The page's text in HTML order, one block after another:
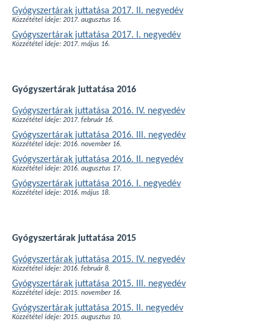
Gyógyszertárak juttatása 2017. II. negyedév
Közzététel ideje: 2017. augusztus 16.
Gyógyszertárak juttatása 2017. I. negyedév
Közzététel ideje: 2017. május 16.
Gyógyszertárak juttatása 2016
Gyógyszertárak juttatása 2016. IV. negyedév
Közzététel ideje: 2017. február 16.
Gyógyszertárak juttatása 2016. III. negyedév
Közzététel ideje: 2016. november 16.
Gyógyszertárak juttatása 2016. II. negyedév
Közzététel ideje: 2016. augusztus 17.
Gyógyszertárak juttatása 2016. I. negyedév
Közzététel ideje: 2016. május 18.
Gyógyszertárak juttatása 2015
Gyógyszertárak juttatása 2015. IV. negyedév
Közzététel ideje: 2016. február 8.
Gyógyszertárak juttatása 2015. III. negyedév
Közzététel ideje: 2015. november 16.
Gyógyszertárak juttatása 2015. II. negyedév
Közzététel ideje: 2015. augusztus 10.